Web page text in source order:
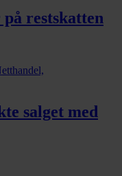
restskatten
salget med